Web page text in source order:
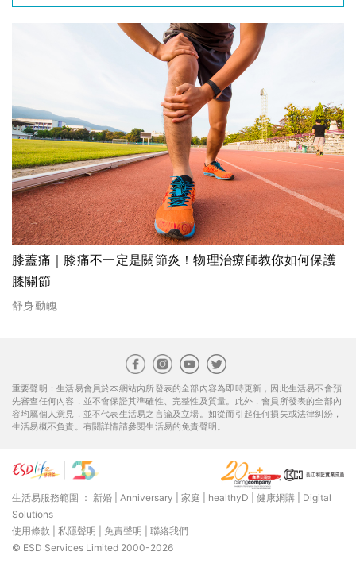
膝蓋痛｜膝痛不一定是關節炎！物理治療師教你如何保護
膝關節
舒身動魄
重要聲明：生活易會員於本網站內所發表的全部內容為即時更新，因此生活易不會預
先審查任何內容，並不會保證其準確性、完整性及質量。此外，會員所發表的全部內
容均屬個人意見，並不代表生活易之言論及立場。如從而引起任何損失或法律糾紛，
生活易概不負責。有關詳情請參閱生活易的免責聲明。
生活易服務範圍 ： 新婚 Anniversary 家庭 healthyD 健康網購
Digital
Solutions
使用條款
私隱聲明 免責聲明
聯絡我們
© ESD Services Limited 2000-2026